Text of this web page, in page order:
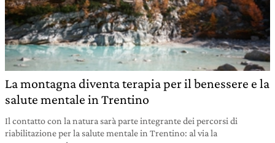
La montagna diventa terapia per il benessere e la
salute mentale in Trentino
Il contatto con la natura sarà parte integrante dei percorsi di
riabilitazione per la salute mentale in Trentino: al via la